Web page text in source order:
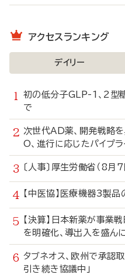
アクセスランキング
デイリー
初の低分子GLP-1、2型
で
次世代AD薬、開発戦略
O、進行に応じたパイプ
〔人事〕厚生労働省（8
【中医協】医療機器3製
【決算】日本新薬が事
を明確化、導出入を盛んに
タブネオス、欧州で承
引き続き協議中」